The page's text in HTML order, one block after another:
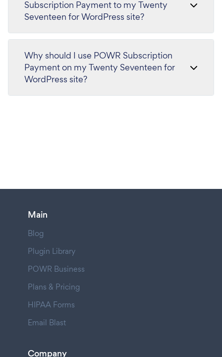
Subscription Payment to my Twenty
Seventeen for WordPress site?
Why should I use POWR Subscription
Payment on my Twenty Seventeen for
WordPress site?
Main
Blog
Plugin Library
POWR Business
Plans & Pricing
HIPAA Forms
Email Blast
Company